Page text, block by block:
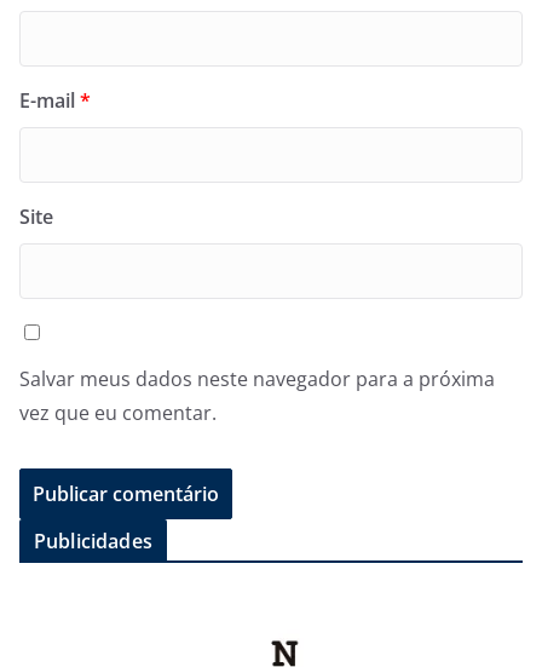
E-mail*
Site
Salvar meus dados neste navegador para a próxima
vez que eu comentar.
Publicidades